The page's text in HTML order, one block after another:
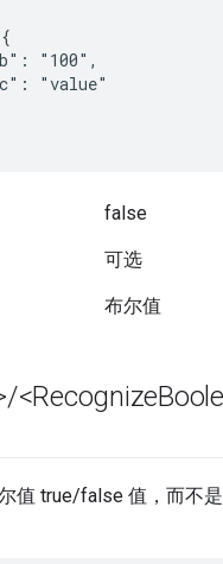
"100",
"value"
false
可选
布尔值
/<Recognize
值 true/false 值，而不